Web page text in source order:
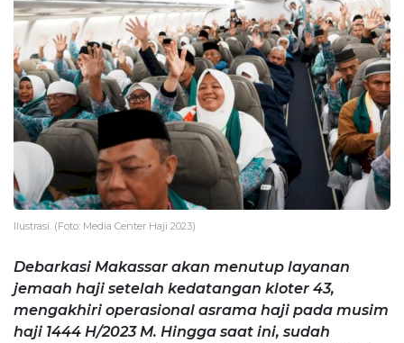
Ilustrasi. (Foto: Media Center Haji 2023)
Debarkasi Makassar akan menutup layanan
jemaah haji setelah kedatangan kloter 43,
mengakhiri operasional asrama haji pada musim
haji 1444 H/2023 M. Hingga saat ini, sudah